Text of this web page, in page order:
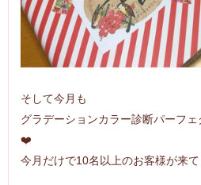
そして今月も
グラデーションカラー診断パーフ
❤️
今月だけで10名以上のお客様が来て